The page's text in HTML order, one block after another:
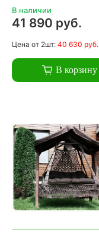
В наличии
41 890 руб.
Цена от 2шт: 40 630 руб.
В корзину